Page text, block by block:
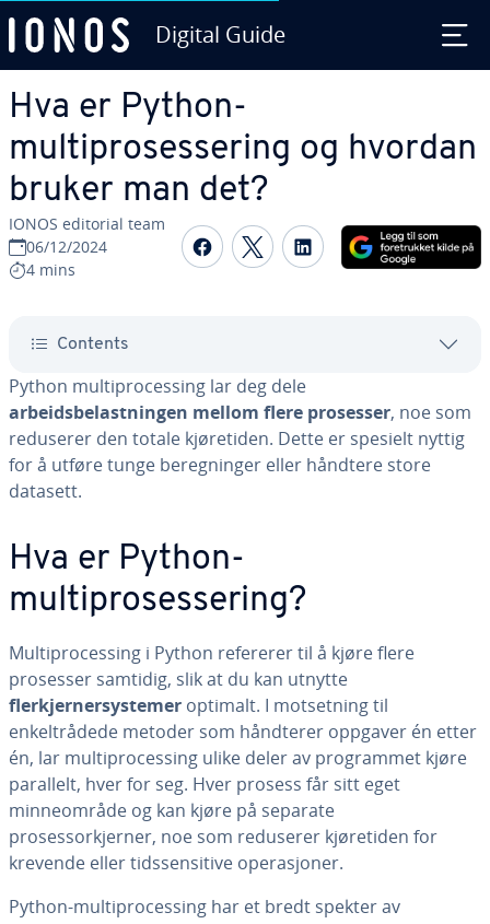
Digital Guide
Hva er Python-
multiprosessering og hvordan
bruker man det?
IONOS editorial team
06/12/2024
4 mins
Share on Facebook
Share on Twitter
Share on
Contents
Python multiprocessing lar deg dele
arbeidsbelastningen mellom flere prosesser, noe som
reduserer den totale kjøretiden. Dette er spesielt nyttig
for å utføre tunge beregninger eller håndtere store
datasett.
Hva er Python-
multiprosessering?
Multiprocessing i Python refererer til å kjøre flere
prosesser samtidig, slik at du kan utnytte
flerkjernersystemer optimalt. I motsetning til
enkeltrådede metoder som håndterer oppgaver én etter
én, lar multiprocessing ulike deler av programmet kjøre
parallelt, hver for seg. Hver prosess får sitt eget
minneområde og kan kjøre på separate
prosessorkjerner, noe som reduserer kjøretiden for
krevende eller tidssensitive operasjoner.
Python-multiprocessing har et bredt spekter av